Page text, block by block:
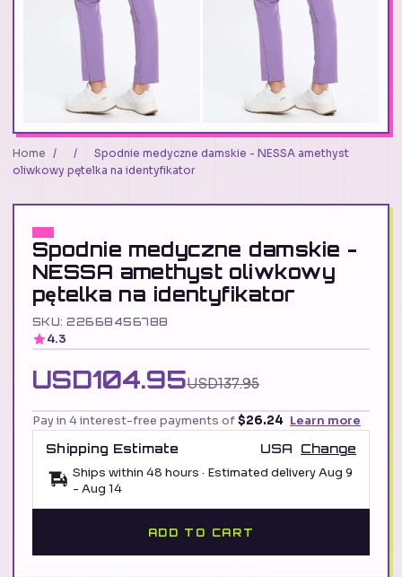
Home / /
Spodnie medyczne damskie - NESSA amethyst
oliwkowy pętelka na identyfikator
Spodnie medyczne damskie -
NESSA amethyst oliwkowy
pętelka na identyfikator
SKU: 22668456788
4.3
USD104.95USD137.95
Pay in 4 interest-free payments of$26.24 Learn more
Shipping Estimate
USA
Change
Ships within 48 hours · Estimated deliveryAug 9
- Aug 14
ADD TO CART